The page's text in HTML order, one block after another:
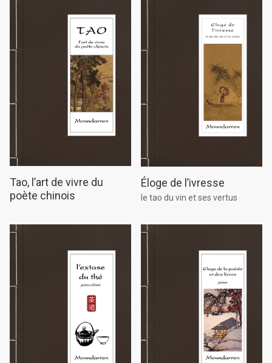
Tao, l’art de vivre du
poète chinois
Éloge de l’ivresse
le tao du vin et ses vertus